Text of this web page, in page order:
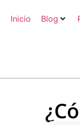
Inicio Blog